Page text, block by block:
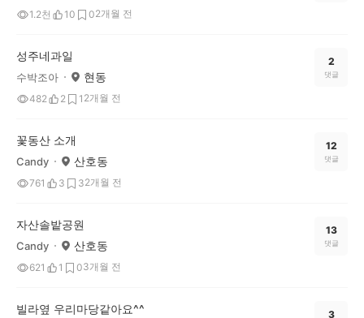
1.2천 10 02개월 전
성주네과일
수박조아 현동
482 2 1 2개월 전
2
댓글
꽃동산 소개
Candy 산호동
761 3 32개월 전
12
댓글
자산솔밭공원
Candy 산호동
621 1 03개월 전
13
댓글
빌라옆 우리마당같아요^^ 3